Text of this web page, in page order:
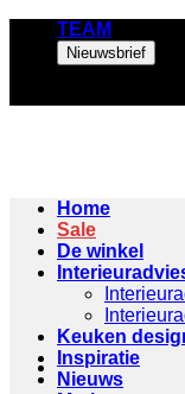
inhoud
TEAM
Nieuwsbrief
Home
Sale
De winkel
Keuken
Inspiratie
Nieuws